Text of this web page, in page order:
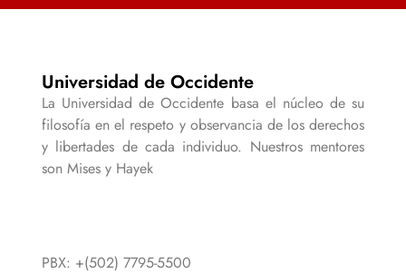
Universidad de Occidente
La Universidad de Occidente basa el núcleo de su
filosofía en el respeto y observancia de los derechos
y libertades de cada individuo. Nuestros mentores
son Mises y Hayek
PBX: +(502) 7795-5500